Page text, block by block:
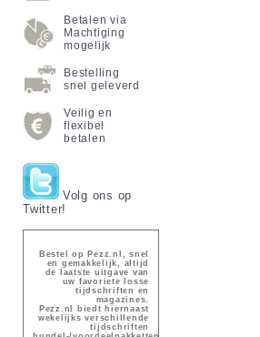
Betalen via
Machtiging
mogelijk
Bestelling
snel geleverd
Veilig en
flexibel
betalen
Volg ons op
Twitter!
Bestel op Pezz.nl, snel
en gemakkelijk, altijd
de laatste uitgave van
uw favoriete losse
tijdschriften en
magazines.
Pezz.nl biedt hiernaast
wekelijks verschillende
tijdschriften